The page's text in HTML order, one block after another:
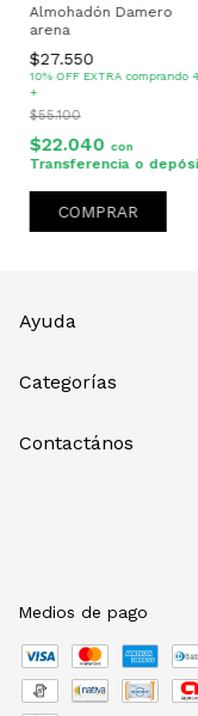
Almohadón Damero
arena
$27.550
10% OFF EXTRA comprando
+
$55.100
$22.040 con
Transferencia o
COMPRAR
Ayuda
Categorías
Contactános
Medios de pago